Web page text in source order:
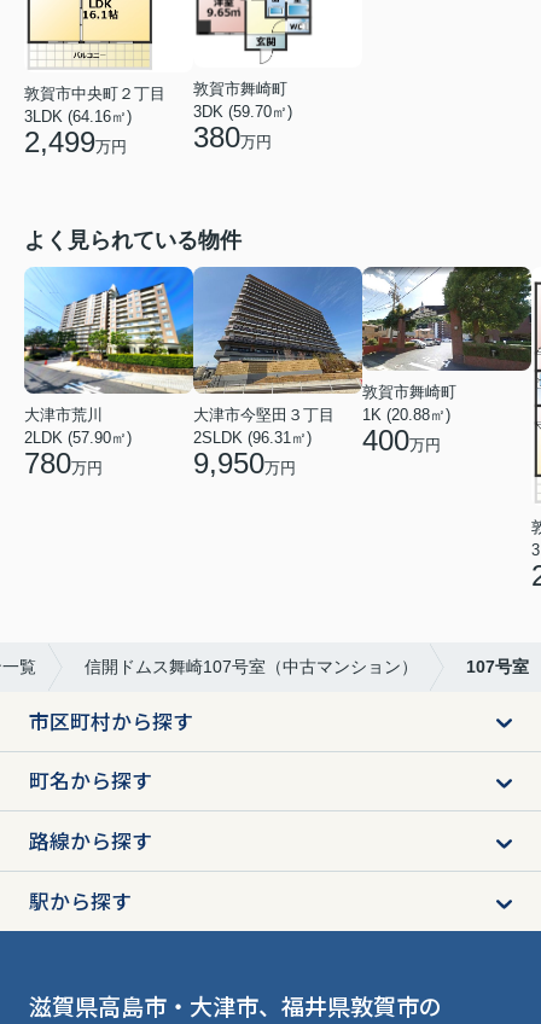
敦賀市中央町２丁目
3LDK (64.16㎡)
2,499万円
敦賀市舞崎町
3DK (59.70㎡)
380万円
よく見られている物件
大津市荒川
2LDK (57.90㎡)
780万円
大津市今堅田３丁目
2SLDK (96.31㎡)
9,950万円
敦賀市舞崎町
1K (20.88㎡)
400万円
覧 信開ドムス舞崎107号室（中古マンション） 107号室
市区町村から探す
町名から探す
路線から探す
駅から探す
滋賀県高島市・大津市、福井県敦賀市の